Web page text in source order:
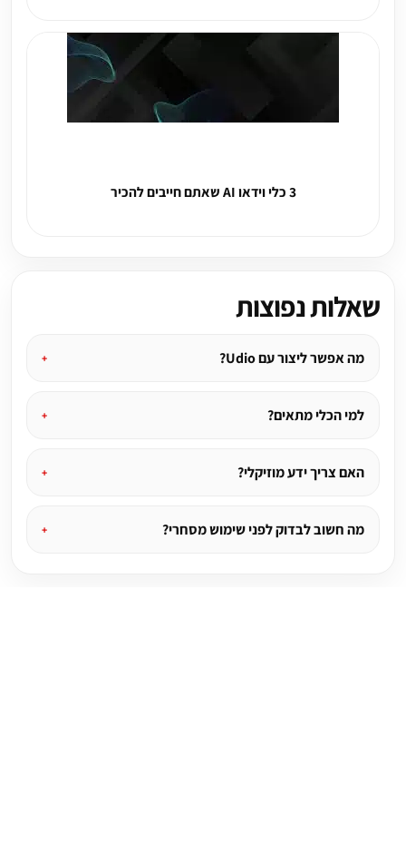
3 כלי וידאו AI שאתם חייבים להכיר
שאלות נפוצות
מה אפשר ליצור עם Udio?
למי הכלי מתאים?
האם צריך ידע מוזיקלי?
מה חשוב לבדוק לפני שימוש מסחרי?